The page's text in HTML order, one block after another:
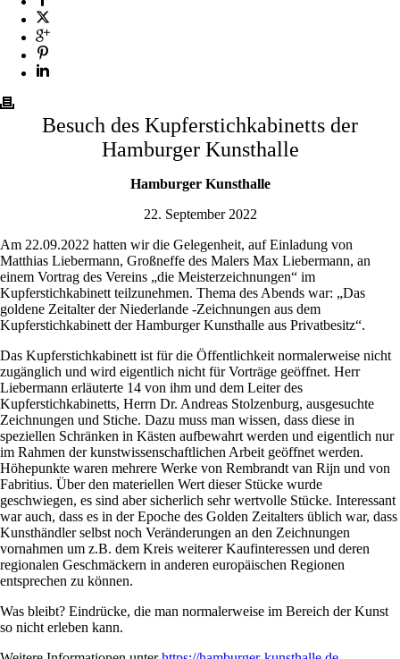
Besuch des Kupferstichkabinetts der
Hamburger Kunsthalle
Hamburger Kunsthalle
22. September 2022
Am 22.09.2022 hatten wir die Gelegenheit, auf Einladung von
Matthias Liebermann, Großneffe des Malers Max Liebermann, an
einem Vortrag des Vereins „die Meisterzeichnungen“ im
Kupferstichkabinett teilzunehmen. Thema des Abends war: „Das
goldene Zeitalter der Niederlande -Zeichnungen aus dem
Kupferstichkabinett der Hamburger Kunsthalle aus Privatbesitz“.
Das Kupferstichkabinett ist für die Öffentlichkeit normalerweise nicht
zugänglich und wird eigentlich nicht für Vorträge geöffnet. Herr
Liebermann erläuterte 14 von ihm und dem Leiter des
Kupferstichkabinetts, Herrn Dr. Andreas Stolzenburg, ausgesuchte
Zeichnungen und Stiche. Dazu muss man wissen, dass diese in
speziellen Schränken in Kästen aufbewahrt werden und eigentlich nur
im Rahmen der kunstwissenschaftlichen Arbeit geöffnet werden.
Höhepunkte waren mehrere Werke von Rembrandt van Rijn und von
Fabritius. Über den materiellen Wert dieser Stücke wurde
geschwiegen, es sind aber sicherlich sehr wertvolle Stücke. Interessant
war auch, dass es in der Epoche des Golden Zeitalters üblich war, dass
Kunsthändler selbst noch Veränderungen an den Zeichnungen
vornahmen um z.B. dem Kreis weiterer Kaufinteressen und deren
regionalen Geschmäckern in anderen europäischen Regionen
entsprechen zu können.
Was bleibt? Eindrücke, die man normalerweise im Bereich der Kunst
so nicht erleben kann.